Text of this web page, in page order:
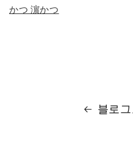
かつ 濵かつ
블로